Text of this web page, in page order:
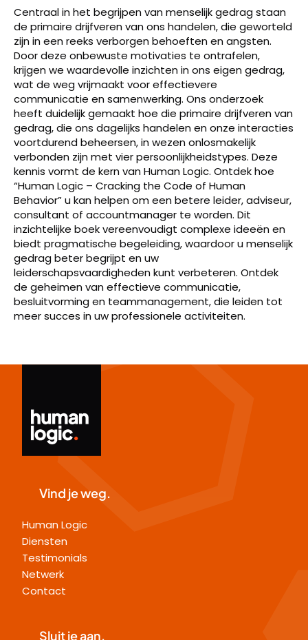
Centraal in het begrijpen van menselijk gedrag staan
de primaire drijfveren van ons handelen, die geworteld
zijn in een reeks verborgen behoeften en angsten.
Door deze onbewuste motivaties te ontrafelen,
krijgen we waardevolle inzichten in ons eigen gedrag,
wat de weg vrijmaakt voor effectievere
communicatie en samenwerking. Ons onderzoek
heeft duidelijk gemaakt hoe die primaire drijfveren van
gedrag, die ons dagelijks handelen en onze interacties
voortdurend beheersen, in wezen onlosmakelijk
verbonden zijn met vier persoonlijkheidstypes. Deze
kennis vormt de kern van Human Logic. Ontdek hoe
“Human Logic – Cracking the Code of Human
Behavior” u kan helpen om een betere leider, adviseur,
consultant of accountmanager te worden. Dit
inzichtelijke boek vereenvoudigt complexe ideeën en
biedt pragmatische begeleiding, waardoor u menselijk
gedrag beter begrijpt en uw
leiderschapsvaardigheden kunt verbeteren. Ontdek
de geheimen van effectieve communicatie,
besluitvorming en teammanagement, die leiden tot
meer succes in uw professionele activiteiten.
Sluit je aan.
Vind je weg.
Human Logic
Diensten
Testimonials
Netwerk
Contact